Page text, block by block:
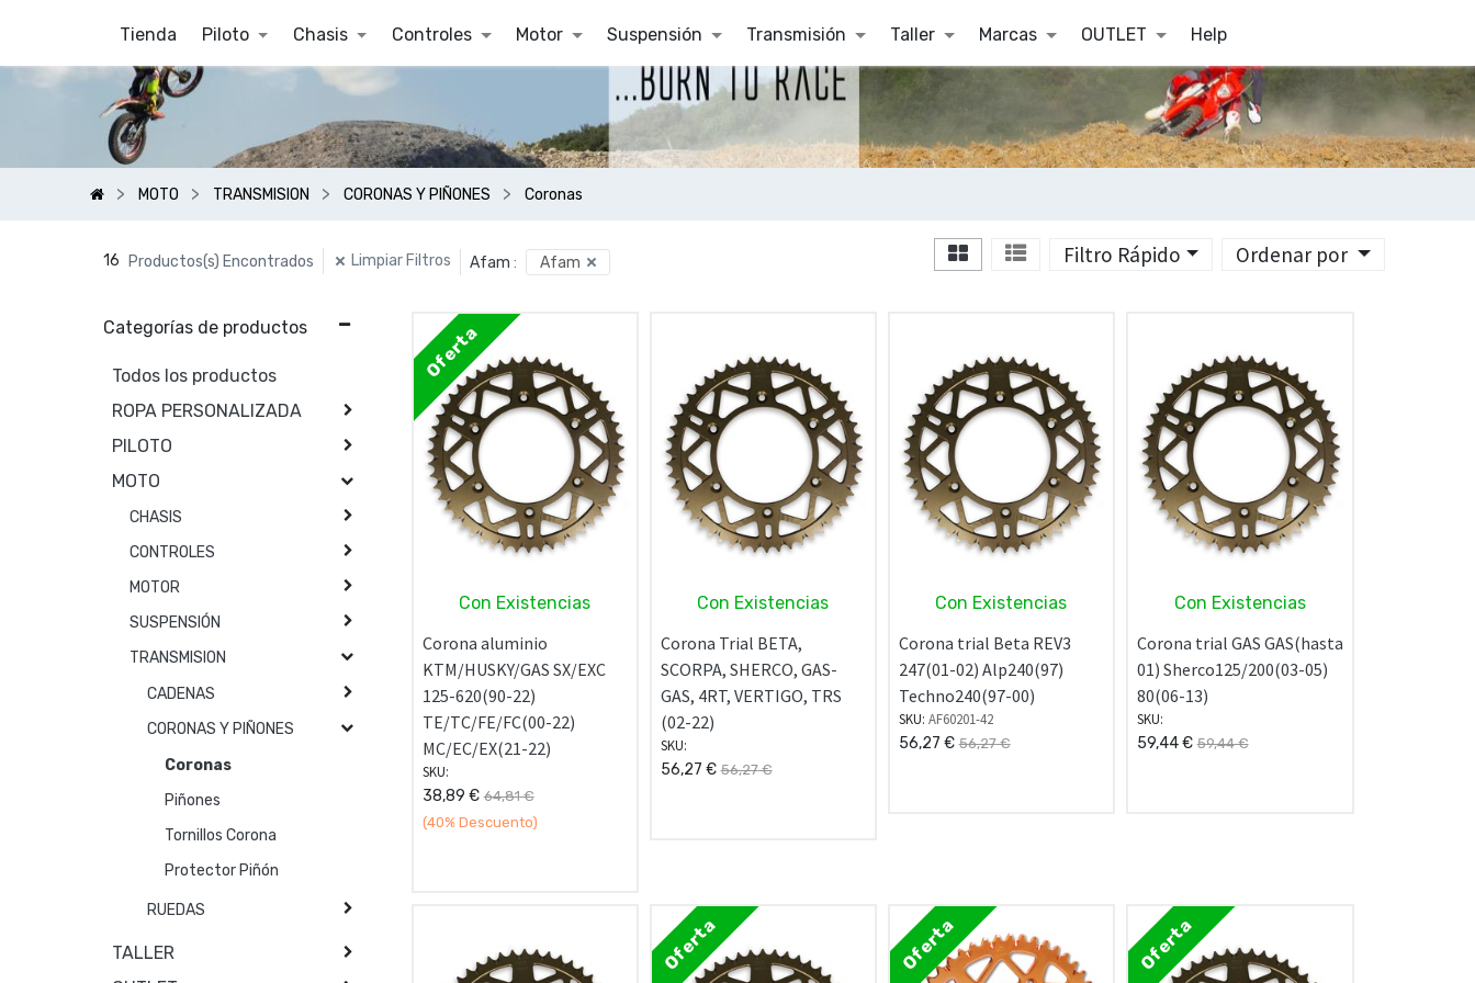
Tienda Piloto Chasis Controles Motor Suspensión Transmisión Taller Marcas OUTLET Help
MOTO TRANSMISION CORONAS Y PIÑONES Coronas
Ordenar por
16 Productos(s) Encontrados Limpiar Filtros Afam : Afam Filtro Rápido
Categorías de productos
Todos los productos
ROPA PERSONALIZADA
PILOTO
MOTO
CHASIS
CONTROLES
MOTOR
SUSPENSIÓN
TRANSMISION
CADENAS
CORONAS Y PIÑONES
Coronas
Piñones
Tornillos Corona
Protector Piñón
RUEDAS
TALLER
Con Existencias
Corona aluminio
KTM/HUSKY/GAS SX/EXC
125-620(90-22)
TE/TC/FE/FC(00-22)
MC/EC/EX(21-22)
SKU:
38,89 € 64,81€
(40%Descuento)
Oferta
Con Existencias
Corona Trial BETA,
SCORPA, SHERCO, GAS-
GAS, 4RT, VERTIGO, TRS
(02-22)
SKU:
56,27 € 56,27€
Con Existencias
Corona trial Beta REV3
247(01-02) Alp240(97)
Techno240(97-00)
SKU: AF60201-42
56,27 € 56,27€
Con Existencias
Corona trial GAS GAS(hasta
01) Sherco125/200(03-05)
80(06-13)
SKU:
59,44€ 59,44€
Oferta Oferta Oferta